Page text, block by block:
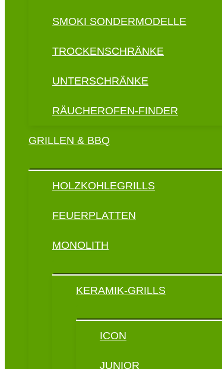
SMOKI SONDERMODELLE
TROCKENSCHRÄNKE
UNTERSCHRÄNKE
RÄUCHEROFEN-FINDER
GRILLEN & BBQ
HOLZKOHLEGRILLS
FEUERPLATTEN
MONOLITH
KERAMIK-GRILLS
ICON
JUNIOR